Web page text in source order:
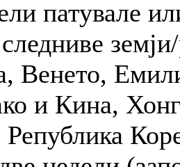
патувале
Венето,
и Кина,